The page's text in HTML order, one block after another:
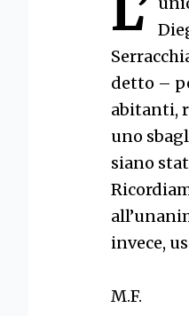
detto –
abitanti,
uno
siano
invece,
M.F.